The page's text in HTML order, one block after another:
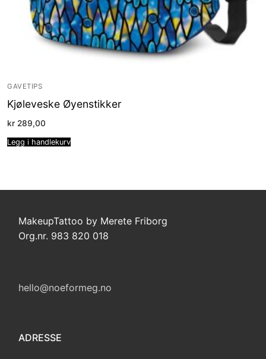
GAVETIPS
Kjøleveske Øyenstikker
kr 289,00
Legg i handlekurv
MakeupTattoo by Merete Friborg
Org.nr. 983 820 018
hello@noeformeg.no
ADRESSE